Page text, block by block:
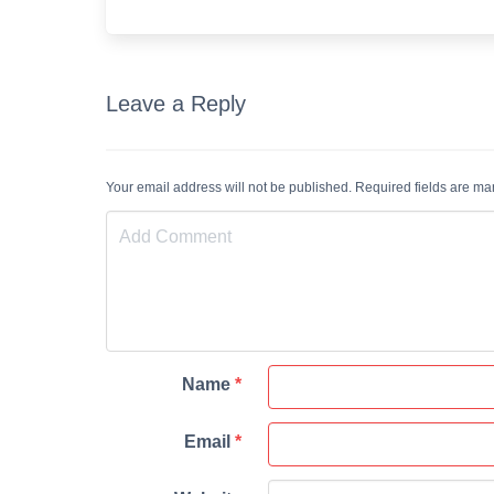
Leave a Reply
Your email address will not be published. Required fields are
Name *
Email *